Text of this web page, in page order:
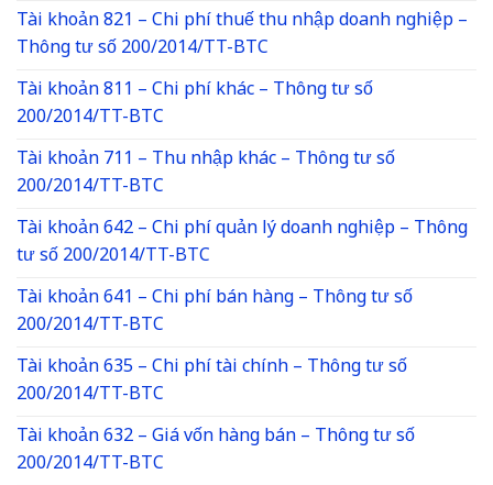
Tài khoản 821 – Chi phí thuế thu nhập doanh nghiệp –
Thông tư số 200/2014/TT-BTC
Tài khoản 811 – Chi phí khác – Thông tư số
200/2014/TT-BTC
Tài khoản 711 – Thu nhập khác – Thông tư số
200/2014/TT-BTC
Tài khoản 642 – Chi phí quản lý doanh nghiệp – Thông
tư số 200/2014/TT-BTC
Tài khoản 641 – Chi phí bán hàng – Thông tư số
200/2014/TT-BTC
Tài khoản 635 – Chi phí tài chính – Thông tư số
200/2014/TT-BTC
Tài khoản 632 – Giá vốn hàng bán – Thông tư số
200/2014/TT-BTC